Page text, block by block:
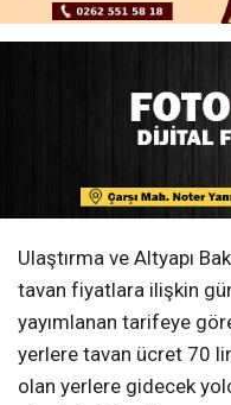
Ulaştırma ve Altyapı
tavan fiyatlara ilişkin
yayımlanan tarifeye
yerlere tavan ücret 70
olan yerlere gidecek